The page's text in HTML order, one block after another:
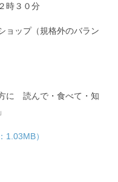
時３０分
ョップ（規格外のバラン
に 読んで・食べて・知
1.03MB）